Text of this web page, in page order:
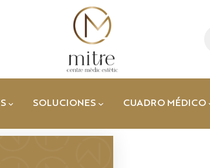
SOLUCIONES CUADRO MÉDICO
Dr. José Manuel
Fernández